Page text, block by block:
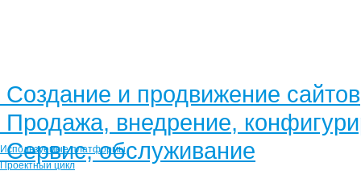
Создание и продвижение сайтов
Продажа, внедрение,
Сервис, обслуживание
Используемые платформы
Проектный цикл